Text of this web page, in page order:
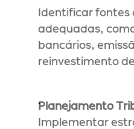
Identificar
adequadas,
bancários,
reinvestimento
Planejamento
Implementar